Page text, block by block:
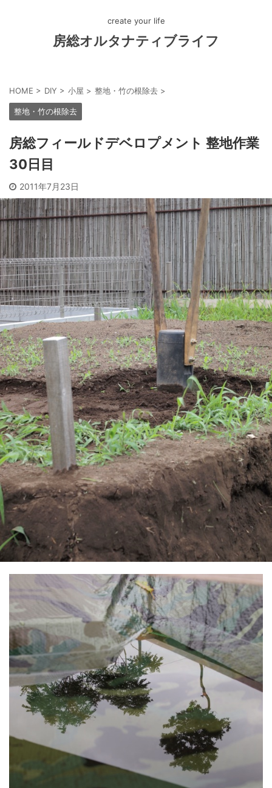
create your life
房総オルタナティブライフ
HOME > DIY > 小屋 > 整地・竹の根除去 >
整地・竹の根除去
房総フィールドデベロプメント 整地作業
30日目
2011年7月23日